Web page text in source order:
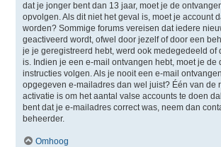
dat je jonger bent dan 13 jaar, moet je de
opvolgen. Als dit niet het geval is, moet je account
worden? Sommige forums vereisen dat iedere
geactiveerd wordt, ofwel door jezelf of door een
je je geregistreerd hebt, werd ook medegedeeld of
is. Indien je een e-mail ontvangen hebt, moet je de
instructies volgen. Als je nooit een e-mail
opgegeven e-mailadres dan wel juist? Één van de
activatie is om het aantal valse accounts te doen
bent dat je e-mailadres correct was, neem dan
beheerder.
Omhoog